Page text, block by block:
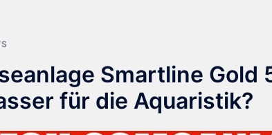
Smartline Gold
für die Aquaristik?